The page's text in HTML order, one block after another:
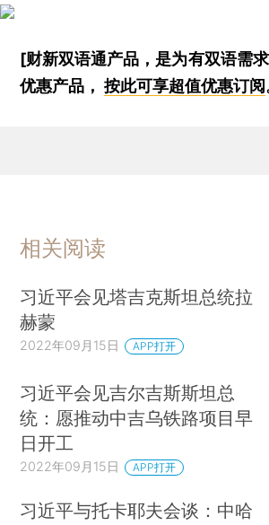
[财新双语通产品，是为有双语需
优惠产品，按此可享超值优惠订阅
相关阅读
习近平会见塔吉克斯坦总统拉
赫蒙
2022年09月15日 APP打开
习近平会见吉尔吉斯斯坦总
统：愿推动中吉乌铁路项目早
日开工
2022年09月15日 APP打开
习近平与托卡耶夫会谈：中哈